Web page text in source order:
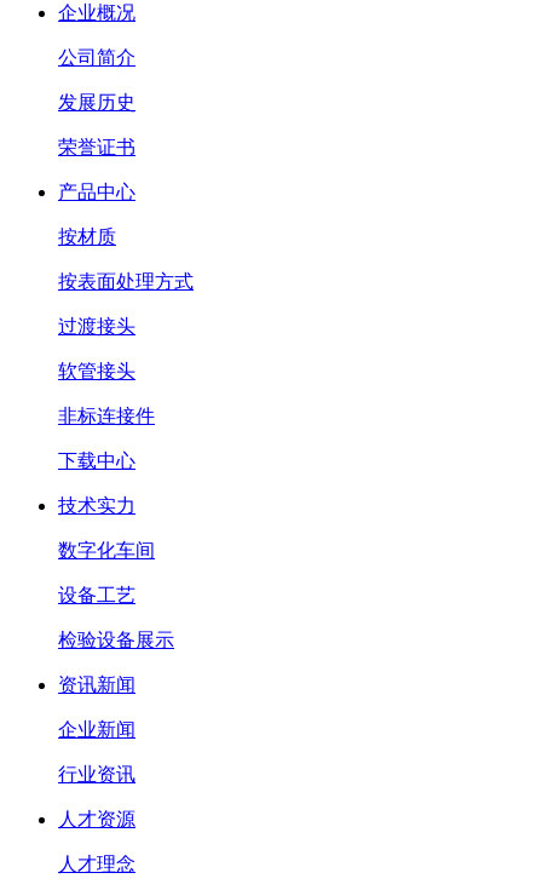
企业概况
公司简介
发展历史
荣誉证书
产品中心
按材质
按表面处理方式
过渡接头
软管接头
非标连接件
下载中心
技术实力
数字化车间
设备工艺
检验设备展示
资讯新闻
企业新闻
行业资讯
人才资源
人才理念